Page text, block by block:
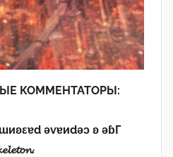
КОММЕНТАТОРЫ:
ǝvɐиdǝɔ ʚ ǝɓГ